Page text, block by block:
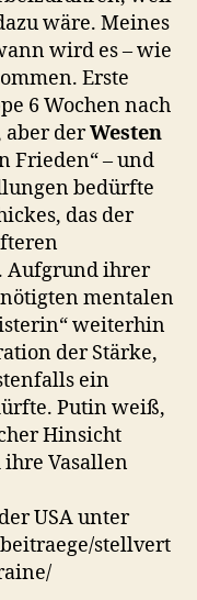
wäre. Meines
wird es – wie
Erste
6 Wochen nach
aber derWesten
Frieden“ – und
bedürfte
das der
Aufgrund ihrer
mentalen
weiterhin
der Stärke,
ein
Putin weiß,
Hinsicht
Vasallen
USA unter
stellvert